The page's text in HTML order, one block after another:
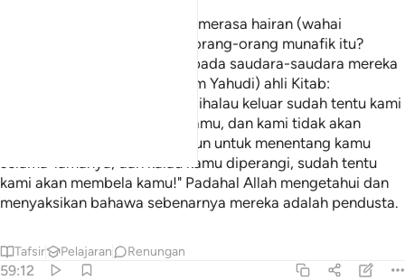
Tidakkah engkau melihat dan merasa hairan (wahai
Muhammad) terhadap sikap orang-orang munafik itu?
Mereka tergamak berkata kepada saudara-saudara mereka
yang kafir dari kalangan (kaum Yahudi) ahli Kitab:
"Sesungguhnya, kalau kamu dihalau keluar sudah tentu kami
akan keluar bersama-sama kamu, dan kami tidak akan
tunduk taat kepada sesiapapun untuk menentang kamu
selama-lamanya; dan kalau kamu diperangi, sudah tentu
kami akan membela kamu!" Padahal Allah mengetahui dan
menyaksikan bahawa sebenarnya mereka adalah pendusta.
Tafsir Pelajaran Renungan
59:12